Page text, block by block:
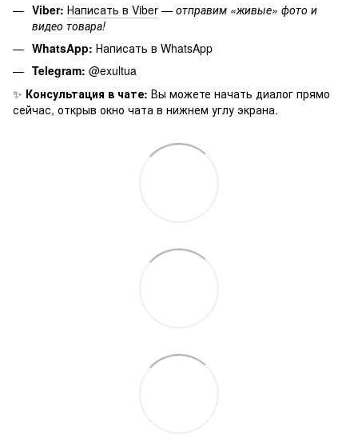
Viber: Написать в Viber — отправим «живые» фото и
видео товара!
WhatsApp: Написать в WhatsApp
Telegram: @exultua
✨ Консультация в чате: Вы можете начать диалог прямо
сейчас, открыв окно чата в нижнем углу экрана.